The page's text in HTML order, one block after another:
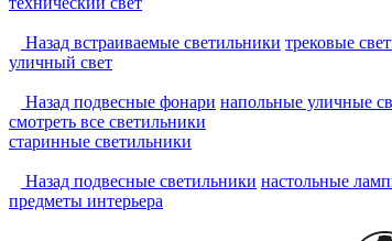
Назад встраиваемые светильники трековые
уличный свет
Назад подвесные фонари напольные уличные
смотреть все светильники
старинные светильники
Назад подвесные светильники настольные
предметы интерьера